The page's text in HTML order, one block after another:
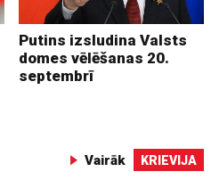
Putins izsludina Valsts
domes vēlēšanas 20.
septembrī
Vairāk KRIEVIJA